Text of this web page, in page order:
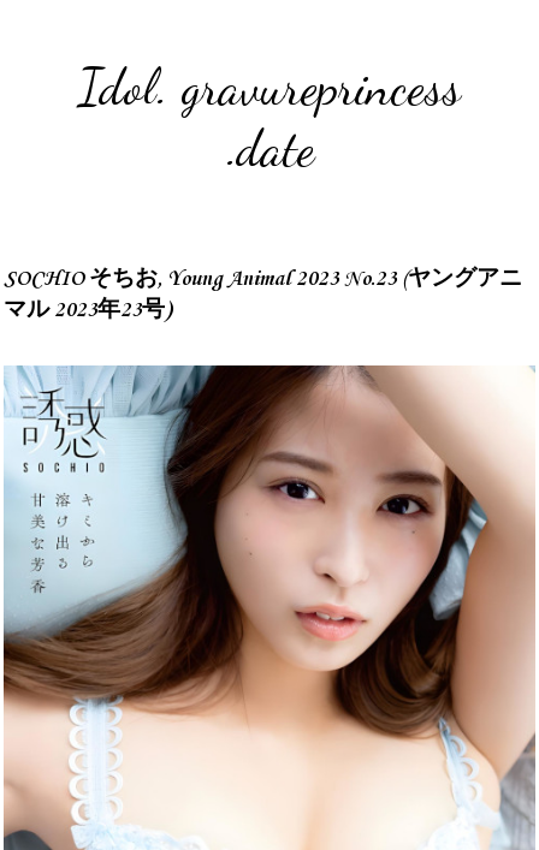
Idol. gravureprincess
.date
SOCHIO そちお, Young Animal 2023 No.23 (ヤングアニ
マル 2023年23号)